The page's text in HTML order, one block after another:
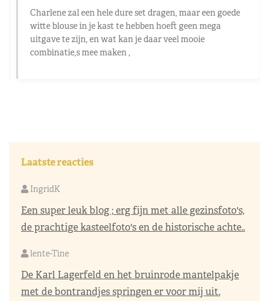
Charlene zal een hele dure set dragen, maar een goede
witte blouse in je kast te hebben hoeft geen mega
uitgave te zijn, en wat kan je daar veel mooie
combinatie,s mee maken ,
Laatste reacties
IngridK
Een super leuk blog ; erg fijn met alle gezinsfoto's,
de prachtige kasteelfoto's en de historische achte..
lente-Tine
De Karl Lagerfeld en het bruinrode mantelpakje
met de bontrandjes springen er voor mij uit.